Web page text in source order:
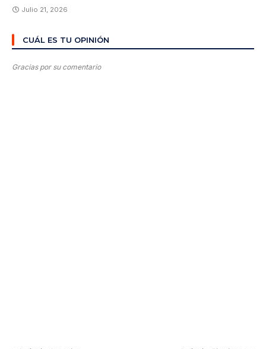
Julio 21, 2026
CUÁL ES TU OPINIÓN
Gracias por su comentario